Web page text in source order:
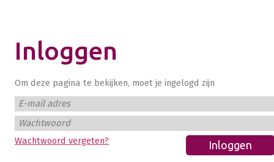
Inloggen
Om deze pagina te bekijken, moet je ingelogd zijn
E-mail adres
Wachtwoord
Wachtwoord vergeten?